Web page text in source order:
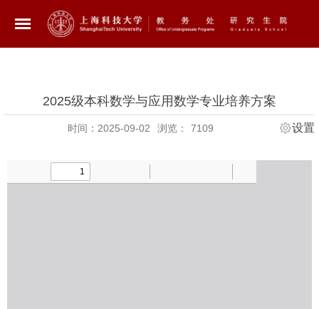
2025级本科数学与应用数学专业培养方案
时间：2025-09-02 浏览： 7109 设置